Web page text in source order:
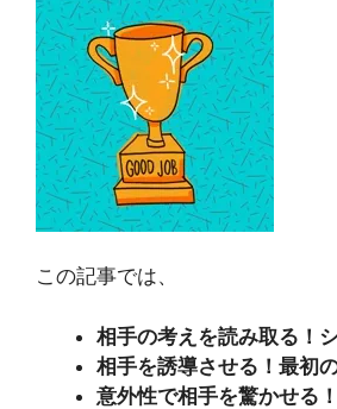
この記事では、
相手の考えを読み取る！
相手を誘導させる！最初
意外性で相手を驚かせる